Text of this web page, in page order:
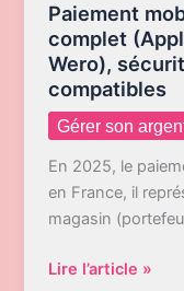
Paiement
complet
Wero),
compatibles
Gérer son
En 2025, le
en France, il
magasin
Paiement
Lire l’article »